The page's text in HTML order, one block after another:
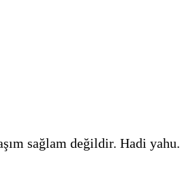
sağlam değildir. Hadi yahu.